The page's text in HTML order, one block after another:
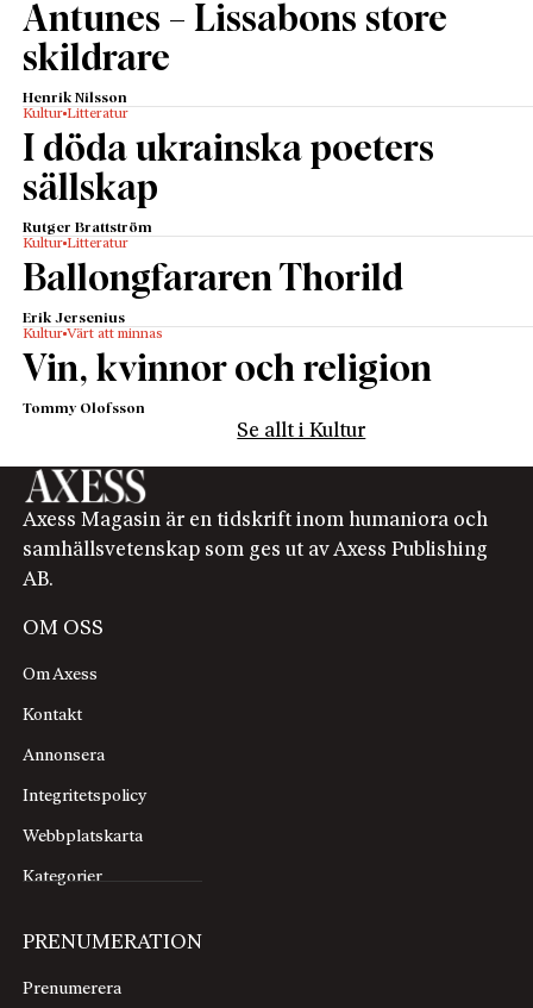
Antunes – Lissabons store
skildrare
Henrik Nilsson
Kultur Litteratur
I döda ukrainska poeters
sällskap
Rutger Brattström
Kultur Litteratur
Ballongfararen Thorild
Erik Jersenius
Kultur Värt att minnas
Vin, kvinnor och religion
Tommy Olofsson
Se allt i Kultur
Axess Magasin är en tidskrift inom humaniora och
samhällsvetenskap som ges ut av Axess Publishing
AB.
OM OSS
Om Axess
Kontakt
Annonsera
Integritetspolicy
Webbplatskarta
Kategorier
PRENUMERATION
Prenumerera